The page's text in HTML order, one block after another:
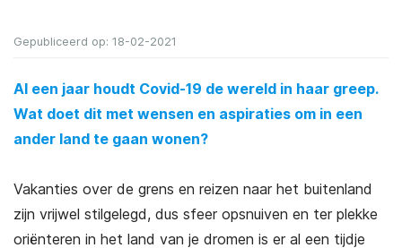
Gepubliceerd op: 18-02-2021
Al een jaar houdt Covid-19 de wereld in haar greep.
Wat doet dit met wensen en aspiraties om in een
ander land te gaan wonen?
Vakanties over de grens en reizen naar het buitenland
zijn vrijwel stilgelegd, dus sfeer opsnuiven en ter plekke
oriënteren in het land van je dromen is er al een tijdje